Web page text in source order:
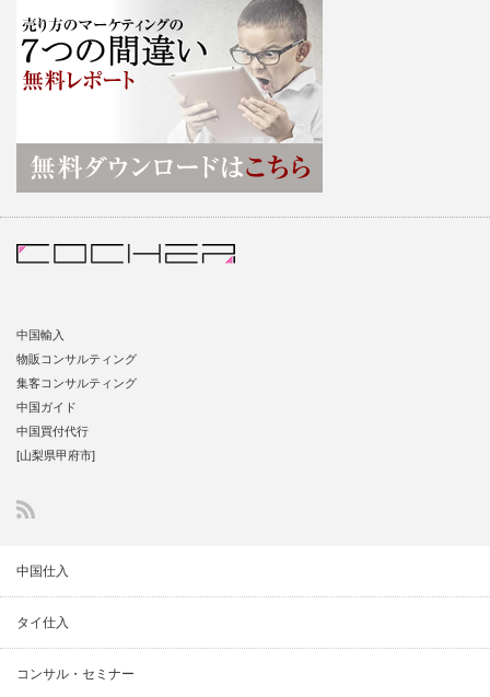
中国輸入
物販コンサルティング
集客コンサルティング
中国ガイド
中国買付代行
[山梨県甲府市]
中国仕入
タイ仕入
コンサル・セミナー